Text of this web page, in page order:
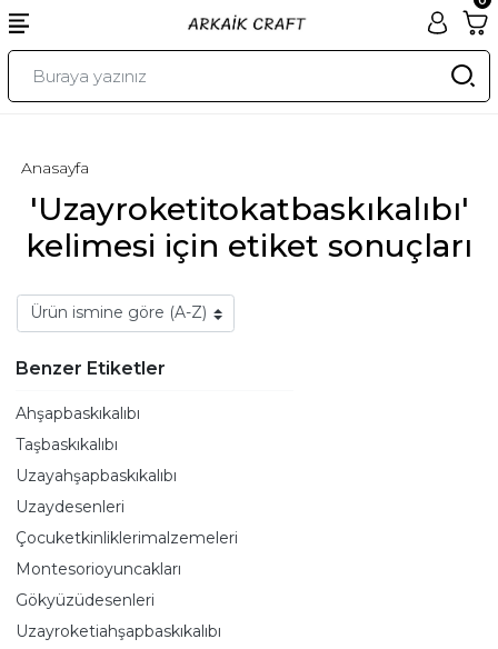
'Uzayroketitokatbaskıkalıbı'
kelimesi için etiket sonuçları
Anasayfa
Benzer Etiketler
Ahşapbaskıkalıbı
Taşbaskıkalıbı
Uzayahşapbaskıkalıbı
Uzaydesenleri
Çocuketkinliklerimalzemeleri
Montesorioyuncakları
Gökyüzüdesenleri
Uzayroketiahşapbaskıkalıbı